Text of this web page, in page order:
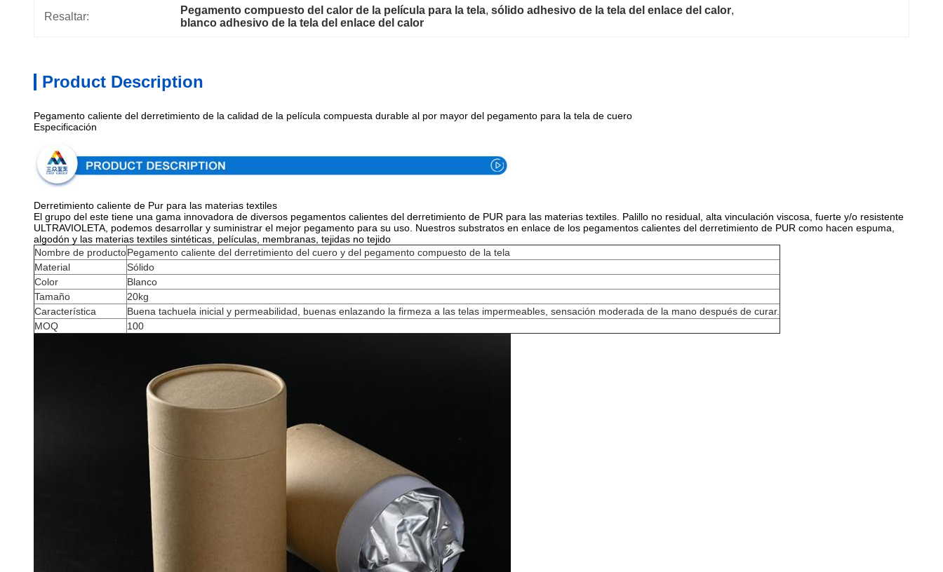
Resaltar:
Pegamento compuesto del calor de la película para la tela, sólido adhesivo de la tela del enlace del calor,
blanco adhesivo de la tela del enlace del calor
Product Description
Pegamento caliente del derretimiento de la calidad de la película compuesta durable al por mayor del pegamento para la tela de cuero
Especificación
Derretimiento caliente de Pur para las materias textiles
El grupo del este tiene una gama innovadora de diversos pegamentos calientes del derretimiento de PUR para las materias textiles. Palillo no residual, alta vinculación viscosa, fuerte y/o resistente
ULTRAVIOLETA, podemos desarrollar y suministrar el mejor pegamento para su uso. Nuestros substratos en enlace de los pegamentos calientes del derretimiento de PUR como hacen espuma,
algodón y las materias textiles sintéticas, películas, membranas, tejidas no tejido
Nombre de productoPegamento caliente del derretimiento del cuero y del pegamento compuesto de la tela
Material
Sólido
Color
Blanco
Tamaño
20kg
Característica
Buena tachuela inicial y permeabilidad, buenas enlazando la firmeza a las telas impermeables, sensación moderada de la mano después de curar.
MOQ
100